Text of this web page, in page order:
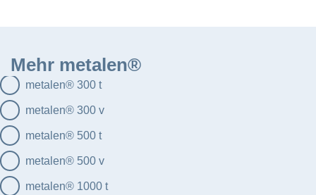
Mehr metalen®
metalen® 300 t
metalen® 300 v
metalen® 500 t
metalen® 500 v
metalen® 1000 t